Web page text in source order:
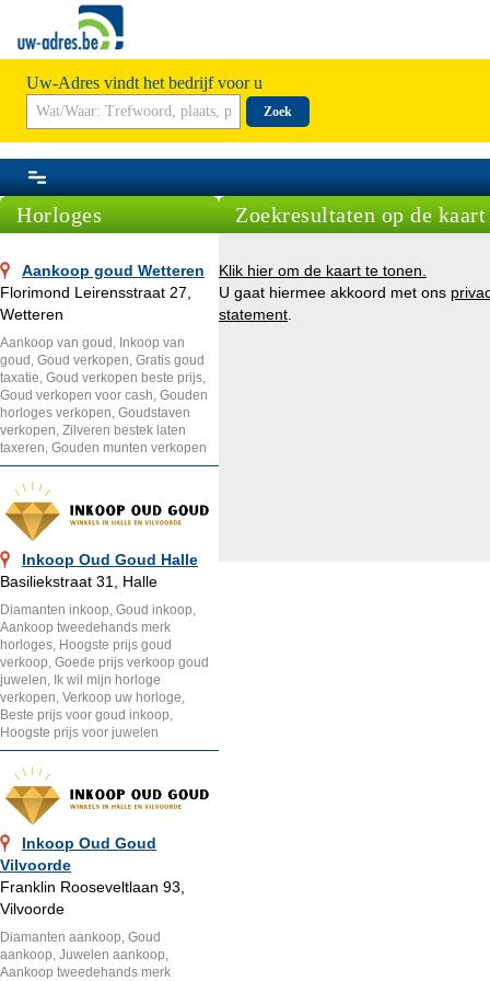
Uw-Adres vindt het bedrijf voor u
Zoek
Horloges
Aankoop goud Wetteren
Florimond Leirensstraat 27,
Wetteren
Aankoop van goud, Inkoop van
goud, Goud verkopen, Gratis goud
taxatie, Goud verkopen beste prijs,
Goud verkopen voor cash, Gouden
horloges verkopen, Goudstaven
verkopen, Zilveren bestek laten
taxeren, Gouden munten verkopen
Inkoop Oud Goud Halle
Basiliekstraat 31, Halle
Diamanten inkoop, Goud inkoop,
Aankoop tweedehands merk
horloges, Hoogste prijs goud
verkoop, Goede prijs verkoop goud
juwelen, Ik wil mijn horloge
verkopen, Verkoop uw horloge,
Beste prijs voor goud inkoop,
Hoogste prijs voor juwelen
Inkoop Oud Goud
Vilvoorde
Franklin Rooseveltlaan 93,
Vilvoorde
Diamanten aankoop, Goud
aankoop, Juwelen aankoop,
Aankoop tweedehands merk
Zoekresultaten op de kaart
Klik hier om de kaart te tonen.
U gaat hiermee akkoord met ons
statement